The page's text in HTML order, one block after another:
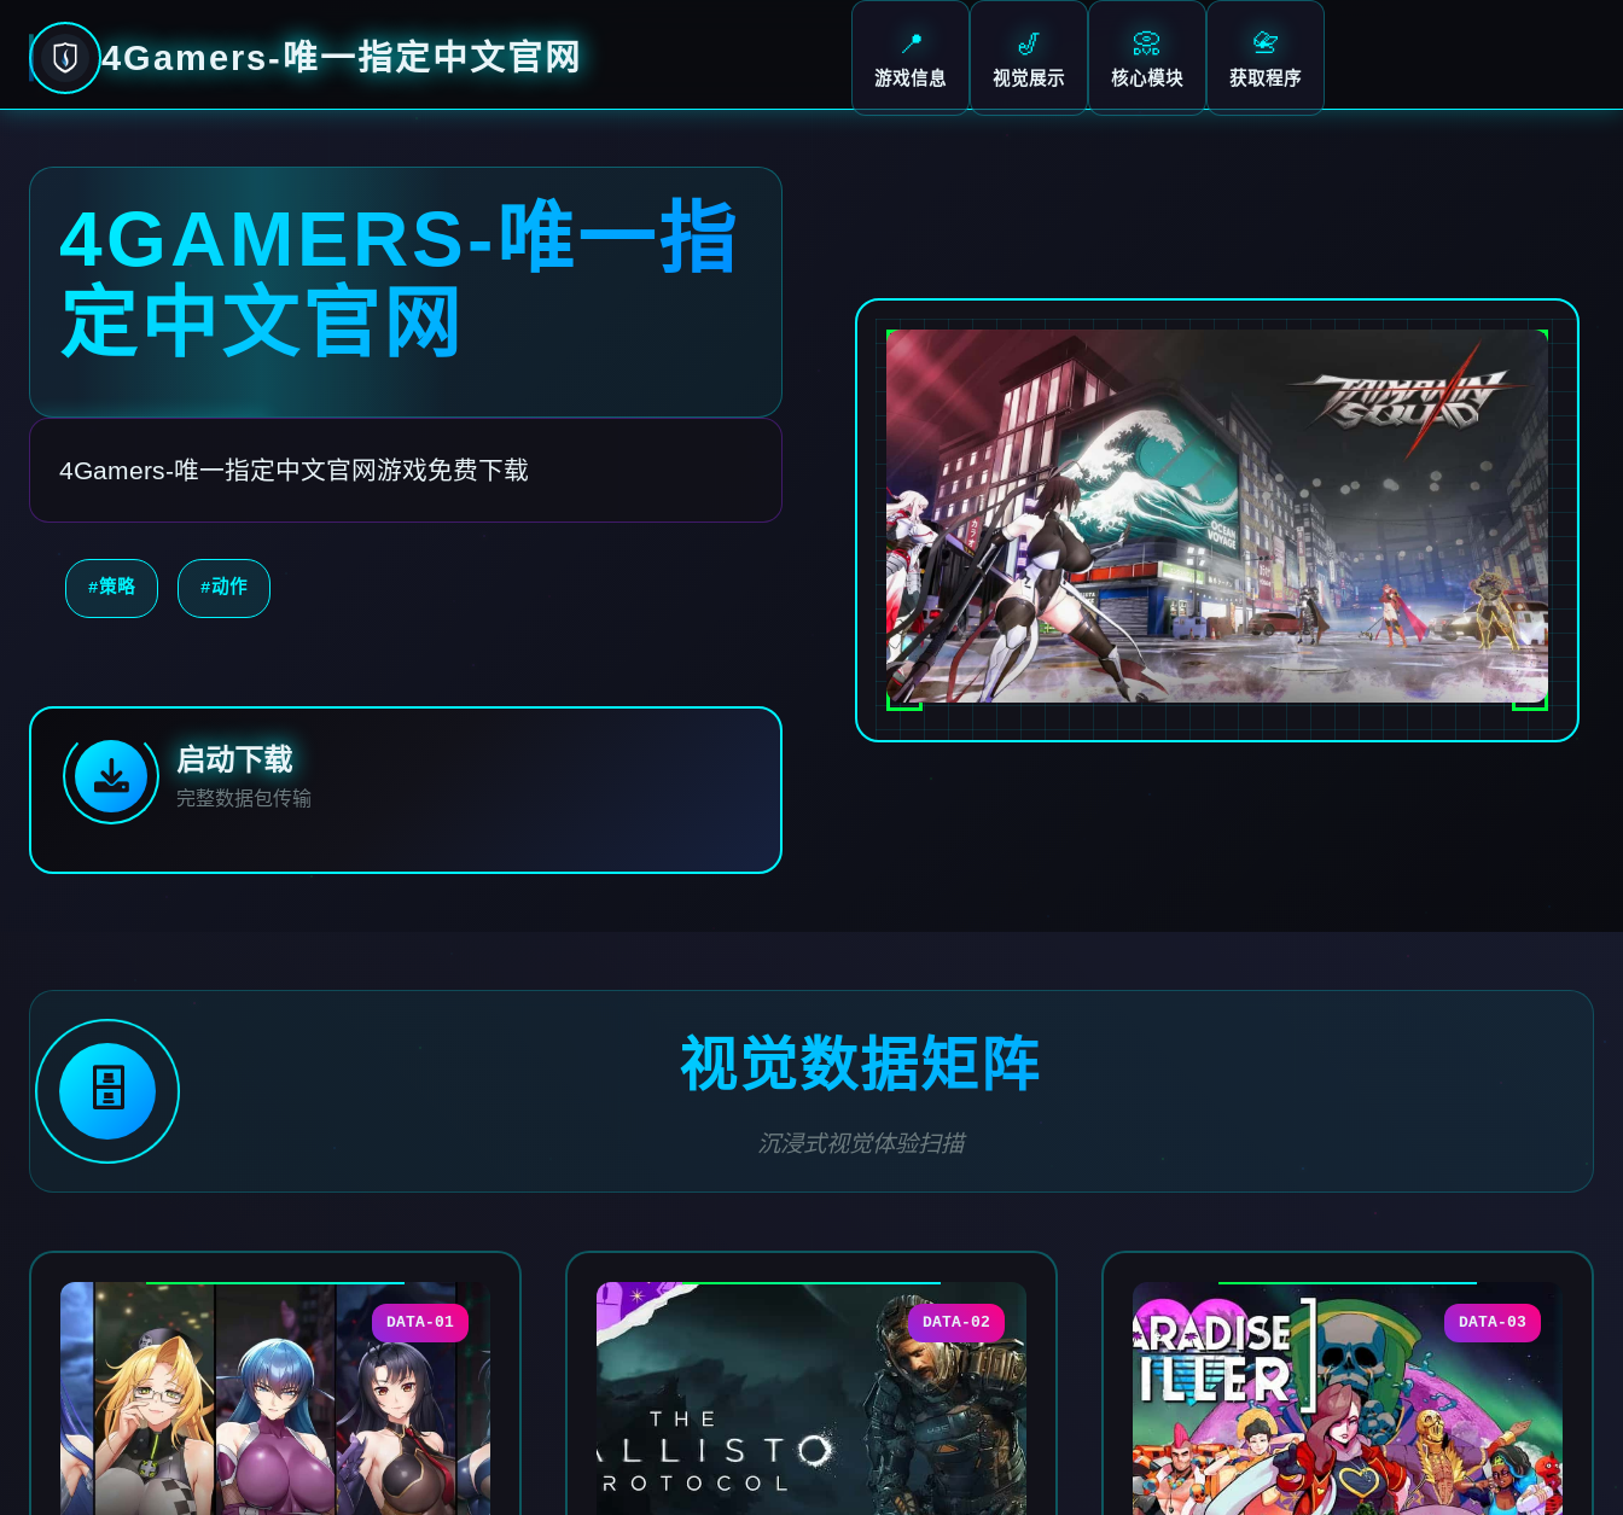
4Gamers-唯一指定中文官网 📍
游戏信息
🎷
视觉展示
📀
核心模块
📇
获取程序
4GAMERS-唯一指
定中文官网
4Gamers-唯一指定中文官网游戏免费下载
#策略 #动作
启动下载
完整数据包传输
🗄️ 视觉数据矩阵
沉浸式视觉体验扫描
DATA-01 DATA-02 DATA-03